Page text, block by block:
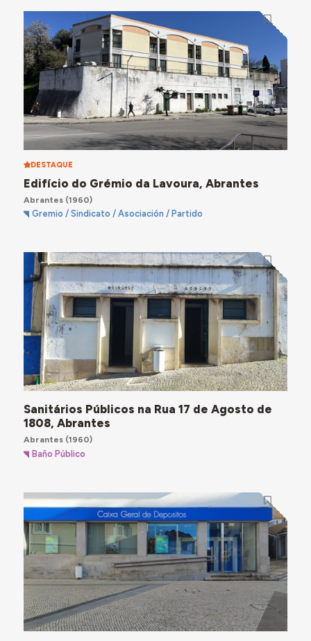
DESTAQUE
Edifício do Grémio da Lavoura, Abrantes
Abrantes(1960)
Gremio / Sindicato / Asociación / Partido
Sanitários Públicos na Rua 17 de Agosto de
1808, Abrantes
Abrantes(1960)
Baño Público